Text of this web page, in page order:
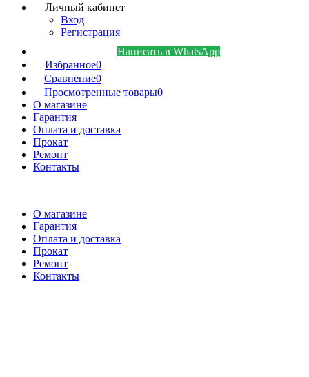
Личный кабинет
Вход
Регистрация
Написать в WhatsApp
Избранное0
Сравнение0
Просмотренные товары0
О магазине
Гарантия
Оплата и доставка
Прокат
Ремонт
Контакты
О магазине
Гарантия
Оплата и доставка
Прокат
Ремонт
Контакты